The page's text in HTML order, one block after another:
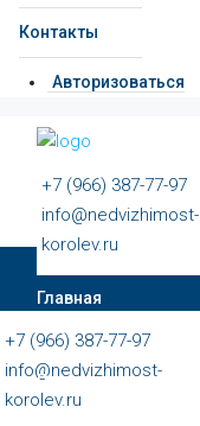
Контакты
Авторизоваться
+7 (966) 387-77-97
info@nedvizhimost-
korolev.ru
Главная
Продажа
+7 (966) 387-77-97
info@nedvizhimost-
korolev.ru